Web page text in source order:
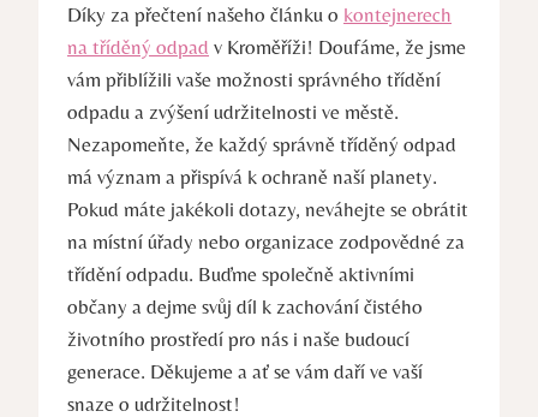
Díky za přečtení našeho článku o kontejnerech
na tříděný odpad v Kroměříži! Doufáme, že jsme
vám přiblížili vaše možnosti správného třídění
odpadu a zvýšení udržitelnosti ve městě.
Nezapomeňte, že každý správně tříděný odpad
má význam a přispívá k ochraně naší planety.
Pokud máte jakékoli dotazy, neváhejte se obrátit
na místní úřady nebo organizace zodpovědné za
třídění odpadu. Buďme společně aktivními
občany a dejme svůj díl k zachování čistého
životního prostředí pro nás i naše budoucí
generace. Děkujeme a ať se vám daří ve vaší
snaze o udržitelnost!